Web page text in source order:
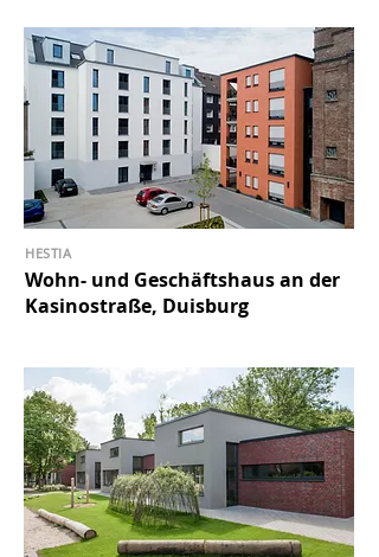
Wohn- und Geschäftshaus an der
Kasinostraße, Duisburg
HESTIA